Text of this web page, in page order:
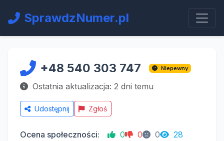
SprawdzNumer.pl
+48 540 303 747 Niepewny
Ostatnia aktualizacja: 2 dni temu
Udostępnij Zgłoś
Ocena społeczności: 0 0 0 28